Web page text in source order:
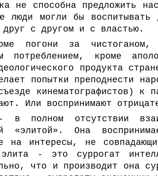
не способна предложить
люди могли бы
друг с другом и с властью.
погони за
потреблением, кроме
продукта
попытки преподнести
кинематографистов) к
Или воспринимают
в полном отсутствии
«элитой». Она
на интересы, не
элита - это суррогат
что и производит она